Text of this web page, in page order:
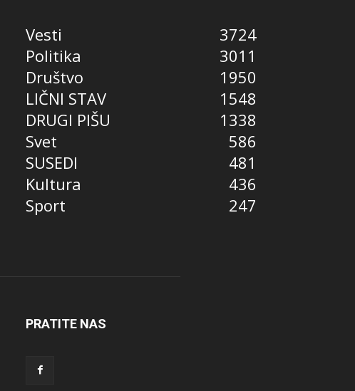
Vesti
3724
Politika
3011
Društvo
1950
LIČNI STAV
1548
DRUGI PIŠU
1338
Svet
586
SUSEDI
481
Kultura
436
Sport
247
PRATITE NAS